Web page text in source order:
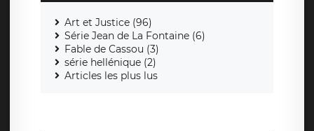
Art et Justice (96)
Série Jean de La Fontaine (6)
Fable de Cassou (3)
série hellénique (2)
Articles les plus lus